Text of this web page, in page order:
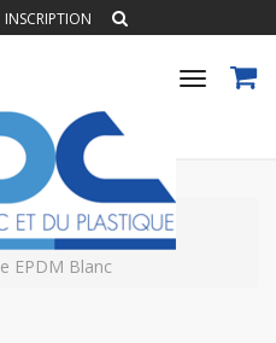
INSCRIPTION
Toggle
EXTRUDES
EPDM Blanc